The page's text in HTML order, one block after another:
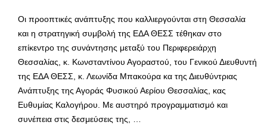
Οι προοπτικές ανάπτυξης που καλλιεργούνται στη Θεσσαλία
και η στρατηγική συμβολή της ΕΔΑ ΘΕΣΣ τέθηκαν στο
επίκεντρο της συνάντησης μεταξύ του Περιφερειάρχη
Θεσσαλίας, κ. Κωνσταντίνου Αγοραστού, του Γενικού Διευθυντή
της ΕΔΑ ΘΕΣΣ, κ. Λεωνίδα Μπακούρα κα της Διευθύντριας
Ανάπτυξης της Αγοράς Φυσικού Αερίου Θεσσαλίας, κας
Ευθυμίας Καλογήρου. Με αυστηρό προγραμματισμό και
συνέπεια στις δεσμεύσεις της, …